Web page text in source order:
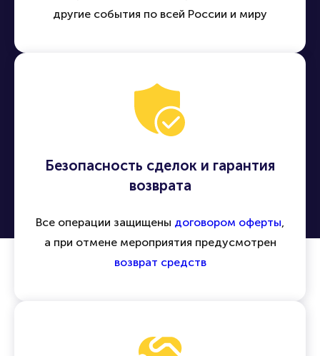
другие события по всей России и миру
Безопасность сделок и гарантия
возврата
Все операции защищены договором оферты,
а при отмене мероприятия предусмотрен
возврат средств